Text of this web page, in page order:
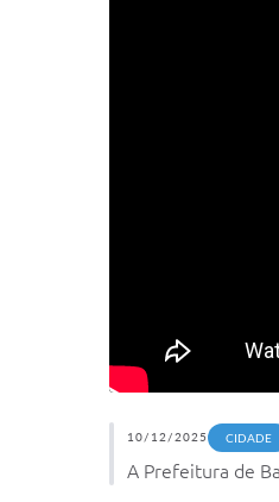
10/12/2025 CIDADE
A Prefeitura de